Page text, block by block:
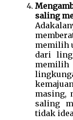
saling
memilih
dari
masing,
saling
tidak